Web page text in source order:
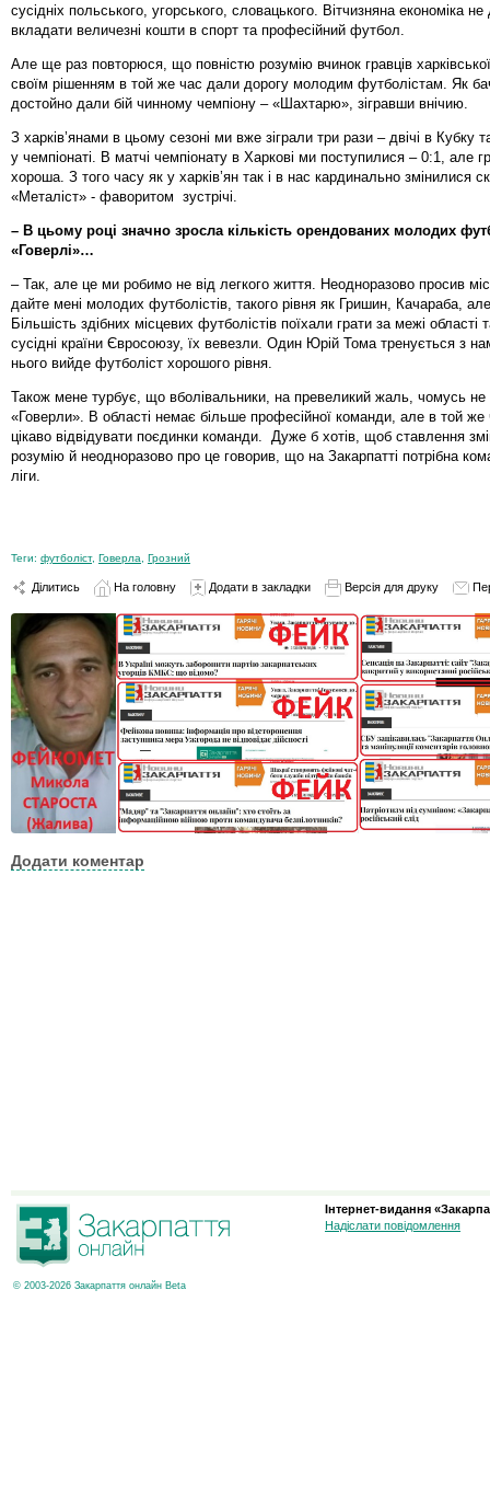
сусідніх польського, угорського, словацького. Вітчизняна економіка
вкладати величезні кошти в спорт та професійний футбол.
Але ще раз повторюся, що повністю розумію вчинок гравців
своїм рішенням в той же час дали дорогу молодим футболістам. Як
достойно дали бій чинному чемпіону – «Шахтарю», зігравши внічию.
З харків’янами в цьому сезоні ми вже зіграли три рази – двічі в Кубку
у чемпіонаті. В матчі чемпіонату в Харкові ми поступилися – 0:1, але
хороша. З того часу як у харків’ян так і в нас кардинально змінилися
«Металіст» - фаворитом зустрічі.
– В цьому році значно зросла кількість орендованих молодих
«Говерлі»…
– Так, але це ми робимо не від легкого життя. Неодноразово просив
дайте мені молодих футболістів, такого рівня як Гришин, Качараба,
Більшість здібних місцевих футболістів поїхали грати за межі області
сусідні країни Євросоюзу, їх вевезли. Один Юрій Тома тренується з
нього вийде футболіст хорошого рівня.
Також мене турбує, що вболівальники, на превеликий жаль, чомусь не
«Говерли». В області немає більше професійної команди, але в той
цікаво відвідувати поєдинки команди. Дуже б хотів, щоб ставлення
розумію й неодноразово про це говорив, що на Закарпатті потрібна
ліги.
Теги: футболіст, Говерла Грозний
Ділитись На головну Додати в закладки Версія для друку
Додати коментар
© 2003-2026 Закарпаття онлайн Beta
Інтернет-видання
Надіслати повідомлення